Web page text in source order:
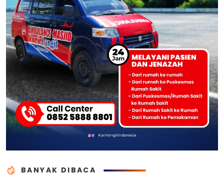
BANYAK DIBACA